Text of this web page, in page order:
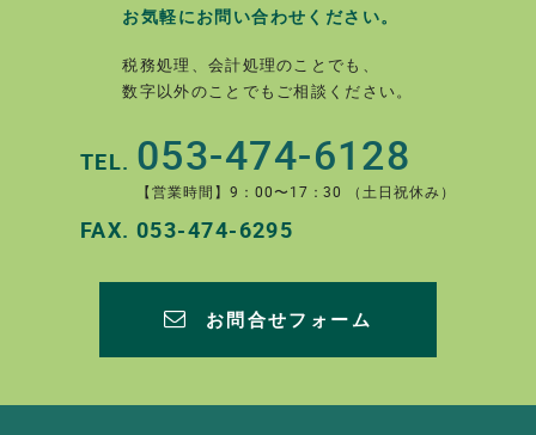
お気軽にお問い合わせください。
税務処理、会計処理のことでも、
数字以外のことでもご相談ください。
TEL. 053-474-6128
【営業時間】9：00〜17：30 （土日祝休み）
FAX. 053-474-6295
お問合せフォーム